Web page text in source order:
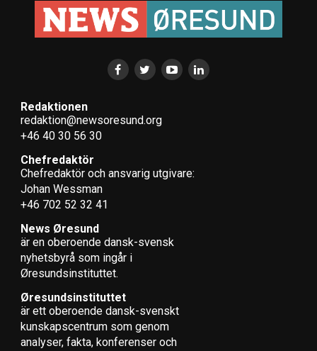
Redaktionen
redaktion@newsoresund.org
+46 40 30 56 30
Chefredaktör
Chefredaktör och ansvarig utgivare:
Johan Wessman
+46 702 52 32 41
News Øresund
är en oberoende dansk-svensk
nyhets­byrå som ingår i
Øresundsinstituttet.
Øresundsinstituttet
är ett oberoende dansk-svenskt
kunskapscentrum som genom
analyser, fakta, konferenser och